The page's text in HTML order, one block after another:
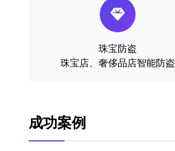
珠宝防盗
珠宝店、奢侈品店智能防盗
成功案例